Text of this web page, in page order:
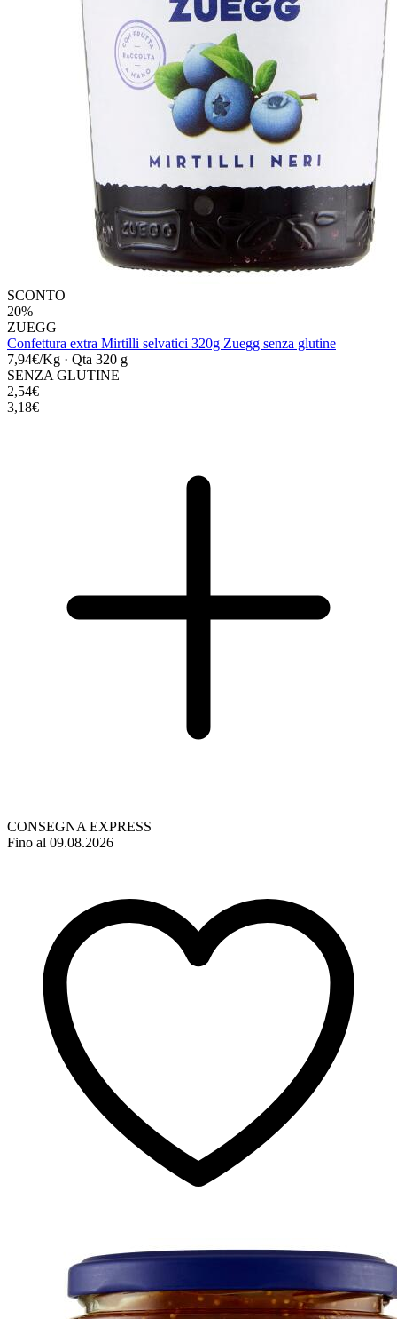
SCONTO
20%
ZUEGG
Confettura extra Mirtilli selvatici 320g Zuegg senza glutine
7,94€/Kg · Qta 320 g
SENZA GLUTINE
2,54€
3,18€
CONSEGNA EXPRESS
Fino al 09.08.2026